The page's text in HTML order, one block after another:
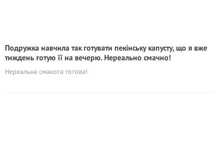
Подружка навчила так готувати пекінську капусту, що я вже
тиждень готую її на вечерю. Нереально смачно!
Нереальна смакота готова!